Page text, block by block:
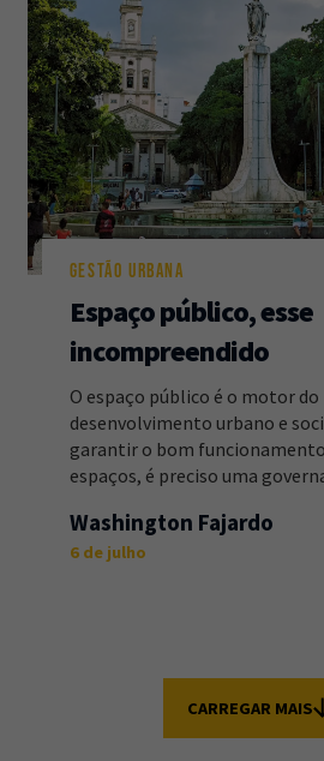
GESTÃO URBANA
Espaço público, esse
incompreendido
O espaço público é o motor do
desenvolvimento urbano e
garantir o bom funcionamento
espaços, é preciso uma
Washington Fajardo
6 de julho
CARREGAR MAIS